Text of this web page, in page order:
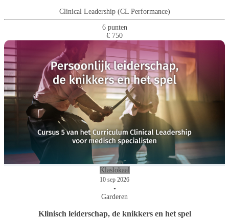
Clinical Leadership (CL Performance)
6 punten
€ 750
Klaslokaal
10 sep 2026
•
Garderen
Klinisch leiderschap, de knikkers en het spel